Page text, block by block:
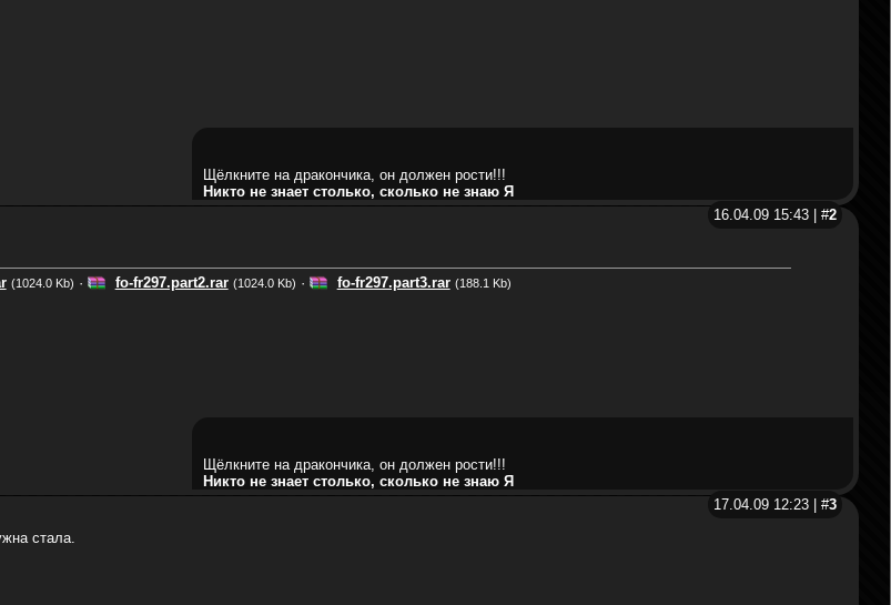
Щёлкните на дракончика, он должен рости!!!
Никто не знает столько, сколько не знаю Я
16.04.09 15:43 | #2
(1024.0 Kb) · fo-fr297.part2.rar (1024.0 Kb) · fo-fr297.part3.rar (188.1 Kb)
Щёлкните на дракончика, он должен рости!!!
Никто не знает столько, сколько не знаю Я
17.04.09 12:23 | #3
стала.